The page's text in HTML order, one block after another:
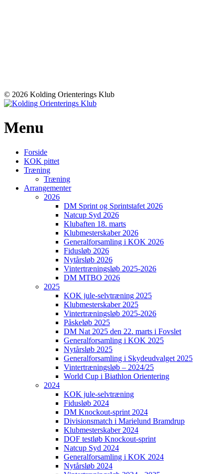
© 2026 Kolding Orienterings Klub
Menu
Forside
KOK pittet
Træning
Træning
Arrangementer
2026
DM Sprint og Sprintstafet 2026
Natcup Syd 2026
Klubaften 18. marts
Klubmesterskaber 2026
Generalforsamling i KOK 2026
Fidusløb 2026
Nytårsløb 2026
Vintertræningsløb 2025-2026
DM MTBO 2026
2025
KOK jule-selvtræning 2025
Klubmesterskaber 2025
Vintertræningsløb 2025-2026
Påskeløb 2025
DM Nat 2025 den 22. marts i Fovslet
Generalforsamling i KOK 2025
Nytårsløb 2025
Generalforsamling i Skydeudvalget 2025
Vintertræningsløb – 2024/25
World Cup i Biathlon Orientering
2024
KOK jule-selvtræning
Fidusløb 2024
DM Knockout-sprint 2024
Divisionsmatch i Marielund Bramdrup
Klubmesterskaber 2024
DOF testløb Knockout-sprint
Natcup Syd 2024
Generalforsamling i KOK 2024
Nytårsløb 2024